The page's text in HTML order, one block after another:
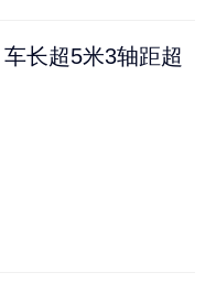
长超5米3轴距超